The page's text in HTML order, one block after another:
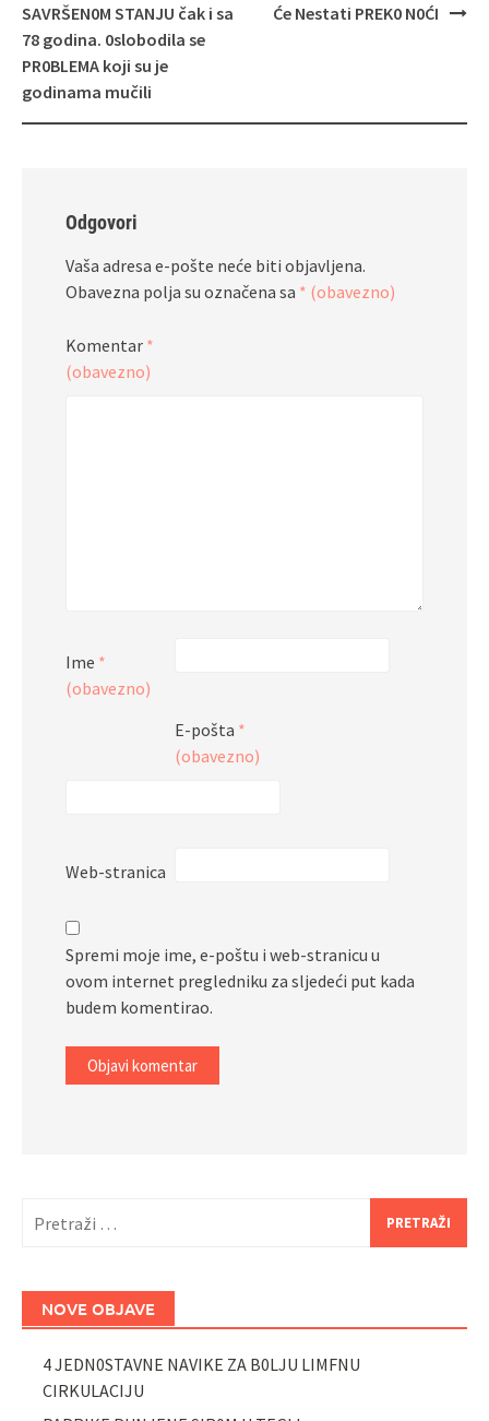
SAVRŠEN0M STANJU čak i sa
78 godina. 0slobodila se
PR0BLEMA koji su je
godinama mučili
Će Nestati PREK0 N0ĆI
Odgovori
Vaša adresa e-pošte neće biti objavljena.
Obavezna polja su označena sa * (obavezno)
Komentar *
(obavezno)
Ime *
(obavezno)
E-pošta *
(obavezno)
Web-stranica
Spremi moje ime, e-poštu i web-stranicu u
ovom internet pregledniku za sljedeći put kada
budem komentirao.
NOVE OBJAVE
4 JEDN0STAVNE NAVIKE ZA B0LJU LIMFNU
CIRKULACIJU